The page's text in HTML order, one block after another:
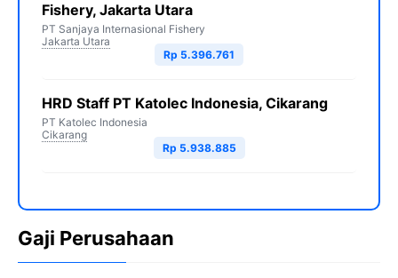
Fishery, Jakarta Utara
PT Sanjaya Internasional Fishery
Jakarta Utara
Rp 5.396.761
HRD Staff PT Katolec Indonesia, Cikarang
PT Katolec Indonesia
Cikarang
Rp 5.938.885
Gaji Perusahaan